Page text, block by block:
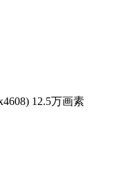
12.5万画素